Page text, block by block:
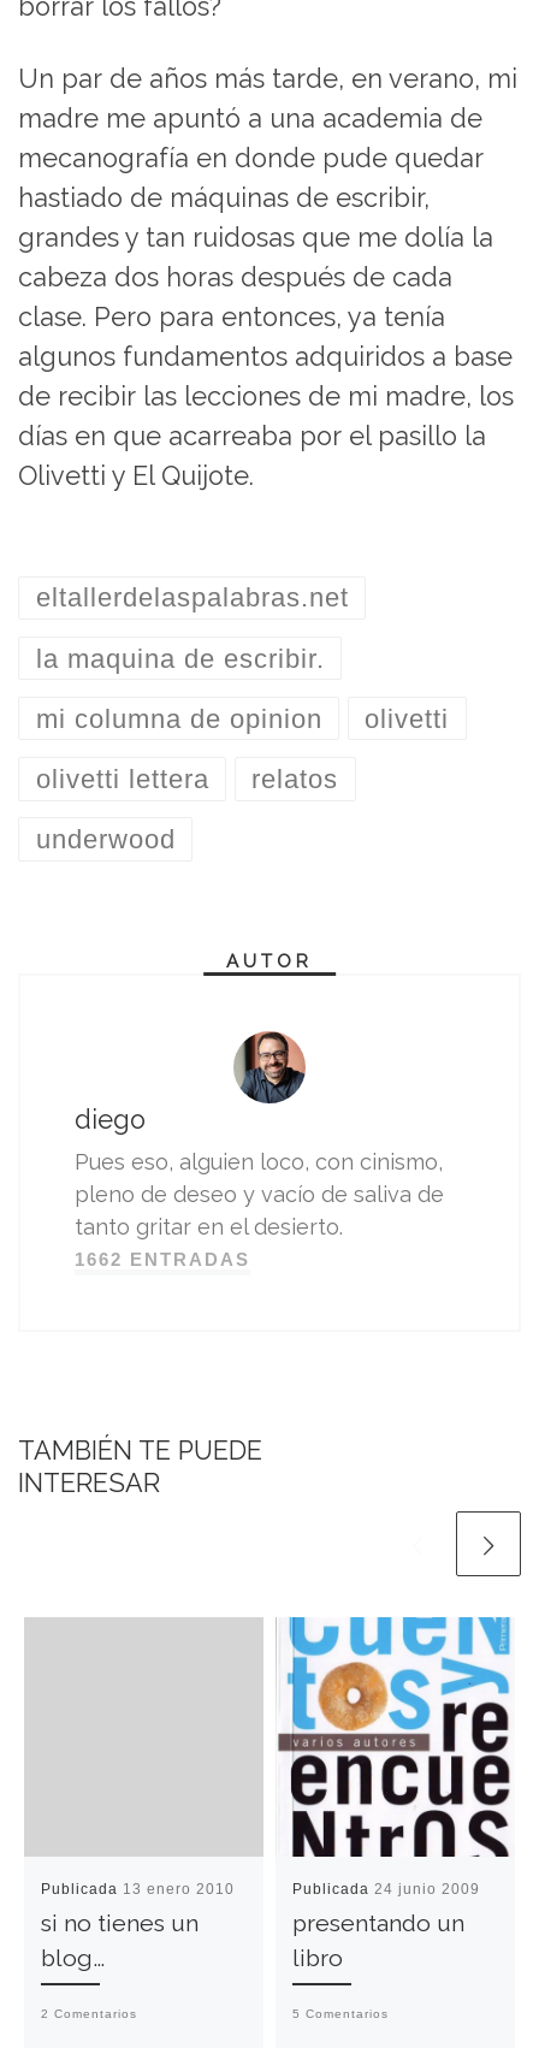
borrar los fallos?
Un par de años más tarde, en verano, mi
madre me apuntó a una academia de
mecanografía en donde pude quedar
hastiado de máquinas de escribir,
grandes y tan ruidosas que me dolía la
cabeza dos horas después de cada
clase. Pero para entonces, ya tenía
algunos fundamentos adquiridos a base
de recibir las lecciones de mi madre, los
días en que acarreaba por el pasillo la
Olivetti y El Quijote.
eltallerdelaspalabras.net
la maquina de escribir.
mi columna de opinion olivetti
olivetti lettera relatos
underwood
AUTOR
diego
Pues eso, alguien loco, con cinismo,
pleno de deseo y vacío de saliva de
tanto gritar en el desierto.
1662 ENTRADAS
TAMBIÉN TE PUEDE
INTERESAR
Publicada 13 enero 2010
si no tienes un
blog…
2 Comentarios
Publicada24 junio 2009
presentando un
libro
5 Comentarios